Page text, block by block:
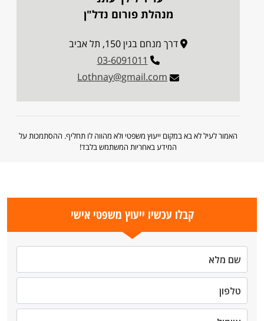
מנהלת פורום נדל"ן
דרך מנחם בגין 150, תל אביב
03-6091011
Lothnay@gmail.com
האמור לעיל לא בא במקום ייעוץ משפטי ולא מהווה לו תחליף. ההסתמכות על
המידע באחריות המשתמש בלבד!
קבלו עכשיו ייעוץ משפטי אישי